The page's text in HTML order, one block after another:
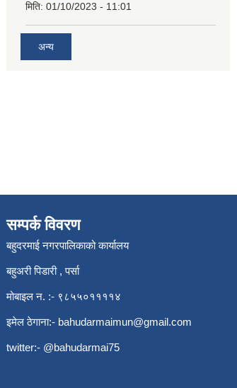
मिति: 01/10/2023 - 11:01
अन्य
सम्पर्क विवरण
बहुदरमाई नगरपालिकाको कार्यालय
बहुअरी पिडारी , पर्सा
मोबाइल न. :- ९८५५०११११४
इमेल ठेगाना:- bahudarmaimun@gmail.com
twitter:- @bahudarmai75